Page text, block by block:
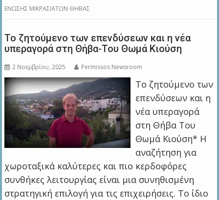
ΕΝΩΣΗΣ ΜΙΚΡΑΣΙΑΤΩΝ ΘΗΒΑΣ
Το ζητούμενο των επενδύσεων και η νέα
υπεραγορά στη Θήβα-Του Θωμά Κιούση
2 Νοεμβρίου, 2025 Permissos Newsroom
Το ζητούμενο των
επενδύσεων και η
νέα υπεραγορά
στη Θήβα Του
Θωμά Κιούση* Η
αναζήτηση για
χωροταξικά καλύτερες και πιο κερδοφόρες
συνθήκες λειτουργίας είναι μια συνηθισμένη
στρατηγική επιλογή για τις επιχειρήσεις. Το ίδιο